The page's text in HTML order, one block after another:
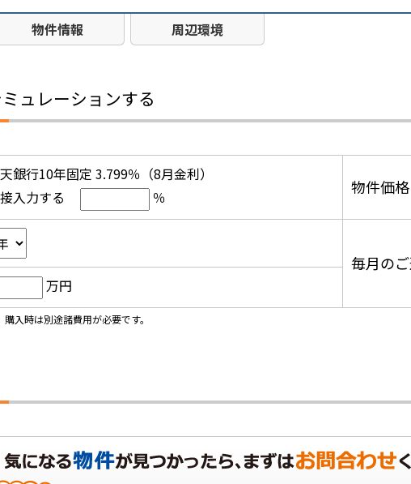
物件情報 周辺環境
ュレーションする
銀行10年固定 3.799％（8月金利）
入力する
％ 物件価格
毎月の
万円
入時は別途諸費用が必要です。